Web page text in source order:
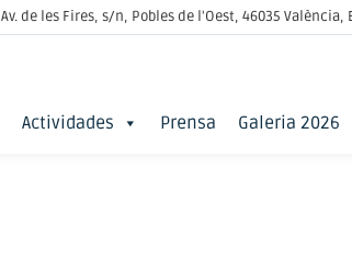
Av. de les Fires, s/n, Pobles de l'Oest, 46035 València,
Actividades Prensa Galeria 2026